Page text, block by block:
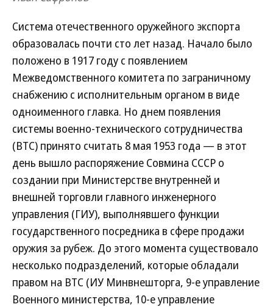
Система отечественного оружейного экспорта
образовалась почти сто лет назад. Начало было
положено в 1917 году с появлением
Межведомственного комитета по заграничному
снабжению с исполнительным органом в виде
одноименного главка. Но днем появления
системы военно-технического сотрудничества
(ВТС) принято считать 8 мая 1953 года — в этот
день вышло распоряжение Совмина СССР о
создании при Министерстве внутренней и
внешней торговли главного инженерного
управления (ГИУ), выполнявшего функции
государственного посредника в сфере продажи
оружия за рубеж. До этого момента существовало
несколько подразделений, которые обладали
правом на ВТС (ИУ Минвнешторга, 9-е управление
Военного министерства, 10-е управление